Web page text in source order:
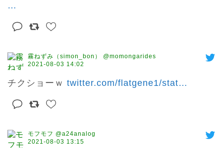
…
霧ねずみ（simon_bon） @momongarides
2021-08-03 14:02
チクショーｗ twitter.com/flatgene1/stat…
モフモフ @a24analog
2021-08-03 13:15